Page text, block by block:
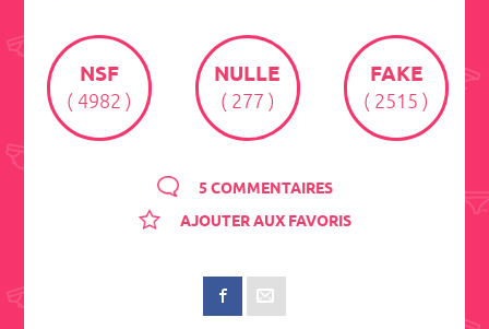
NSF
( 4982 )
NULLE
( 277 )
FAKE
( 2515 )
5 COMMENTAIRES
AJOUTER AUX FAVORIS